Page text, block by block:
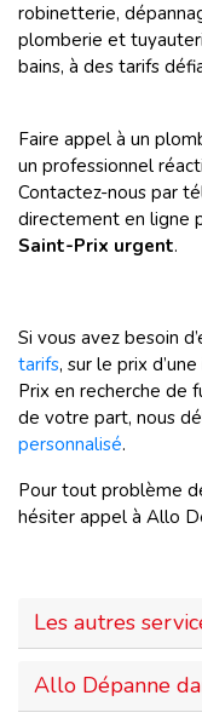
robinetterie,
plomberie et
bains, à des tarifs
Faire appel à un
un professionnel
Contactez-nous par
directement en ligne
Saint-Prix urgent.
Si vous avez besoin
tarifs, sur le prix
Prix en recherche de
de votre part, nous
personnalisé.
Pour tout problème
hésiter appel à Allo
Les autres
Allo Dépanne